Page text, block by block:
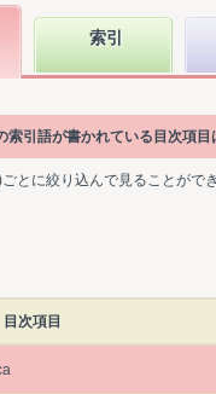
索引
引語が書かれている目次項目
とに絞り込んで見ることがで
目次項目